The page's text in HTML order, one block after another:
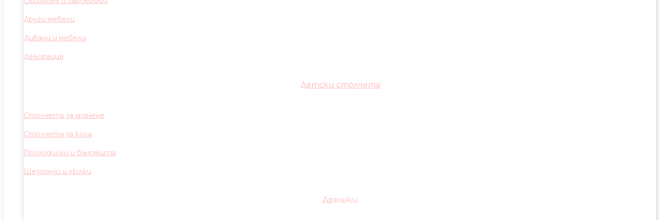
Други мебели
Дивани и мебели
Декорация
Детски столчета
Столчета за хранене
Столчета за кола
Проходилки и бънджита
Шезлонзи и люлки
Дрешки